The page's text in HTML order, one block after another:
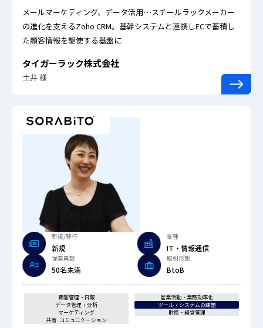
メールマーケティング、データ活用…スチールラックメーカー
の進化を支えるZoho CRM。基幹システムと連携しECで蓄積し
た顧客情報を駆使する基盤に
タイガーラック株式会社
土井 様
新規/移行
新規
業種
IT・情報通信
従業員数
50名未満
取引形態
BtoB
顧客管理・日報
営業活動・業務効率化
データ管理・分析
ツール・システムの課題
マーケティング
財務・経営管理
共有·コミュニケーション